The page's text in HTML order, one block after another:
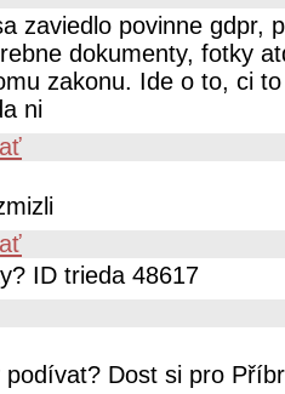
zaviedlo povinne gdpr,
dokumenty, fotky
zakonu. Ide o to, ci
ni
ID trieda 48617
podívat? Dost si pro